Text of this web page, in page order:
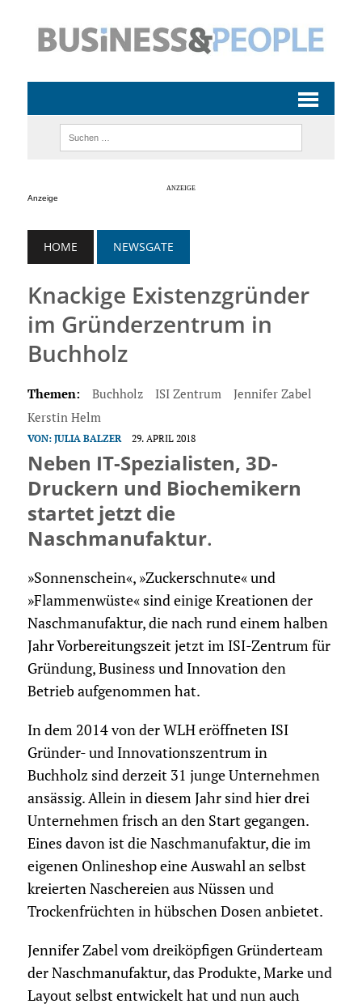
Anzeige
HOME NEWSGATE
Knackige Existenzgründer
im Gründerzentrum in
Buchholz
Themen: Buchholz ISI Zentrum
Jennifer Zabel
Kerstin Helm
VON: JULIA BALZER 29. APRIL 2018
Neben IT-Spezialisten, 3D-
Druckern und Biochemikern
startet jetzt die
Naschmanufaktur.
»Sonnenschein«, »Zuckerschnute« und
»Flammenwüste« sind einige Kreationen der
Naschmanufaktur, die nach rund einem halben
Jahr Vorbereitungszeit jetzt im ISI-Zentrum für
Gründung, Business und Innovation den
Betrieb aufgenommen hat.
In dem 2014 von der WLH eröffneten ISI
Gründer- und Innovationszentrum in
Buchholz sind derzeit 31 junge Unternehmen
ansässig. Allein in diesem Jahr sind hier drei
Unternehmen frisch an den Start gegangen.
Eines davon ist die Naschmanufaktur, die im
eigenen Onlineshop eine Auswahl an selbst
kreierten Naschereien aus Nüssen und
Trockenfrüchten in hübschen Dosen anbietet.
Jennifer Zabel vom dreiköpfigen Gründerteam
der Naschmanufaktur, das Produkte, Marke und
Layout selbst entwickelt hat und nun auch